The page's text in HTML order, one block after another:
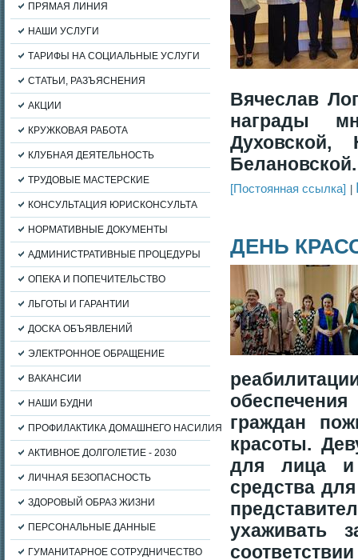
ПРЯМАЯ ЛИНИЯ
НАШИ УСЛУГИ
ТАРИФЫ НА СОЦИАЛЬНЫЕ УСЛУГИ
СТАТЬИ, РАЗЪЯСНЕНИЯ
АКЦИИ
КРУЖКОВАЯ РАБОТА
КЛУБНАЯ ДЕЯТЕЛЬНОСТЬ
ТРУДОВЫЕ МАСТЕРСКИЕ
КОНСУЛЬТАЦИЯ ЮРИСКОНСУЛЬТА
НОРМАТИВНЫЕ ДОКУМЕНТЫ
АДМИНИСТРАТИВНЫЕ ПРОЦЕДУРЫ
ОПЕКА И ПОПЕЧИТЕЛЬСТВО
ЛЬГОТЫ И ГАРАНТИИ
ДОСКА ОБЪЯВЛЕНИЙ
ЭЛЕКТРОННОЕ ОБРАЩЕНИЕ
ВАКАНСИИ
НАШИ БУДНИ
ПРОФИЛАКТИКА ДОМАШНЕГО НАСИЛИЯ
АКТИВНОЕ ДОЛГОЛЕТИЕ - 2030
ЛИЧНАЯ БЕЗОПАСНОСТЬ
ЗДОРОВЫЙ ОБРАЗ ЖИЗНИ
ПЕРСОНАЛЬНЫЕ ДАННЫЕ
ГУМАНИТАРНОЕ СОТРУДНИЧЕСТВО
Вячеслав
награды
Белановской.
[Постоянная ссылка]
ДЕНЬ
граждан
красоты.
для лица и
средства
ухаживать